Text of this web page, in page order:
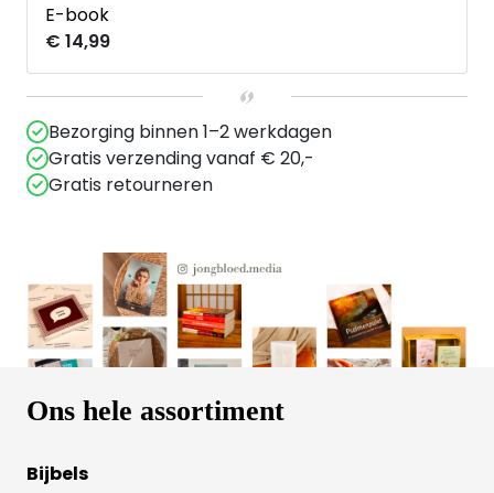
E-book
€ 14,99
Bezorging binnen 1–2 werkdagen
Gratis verzending vanaf € 20,-
Gratis retourneren
Ons hele assortiment
Bijbels